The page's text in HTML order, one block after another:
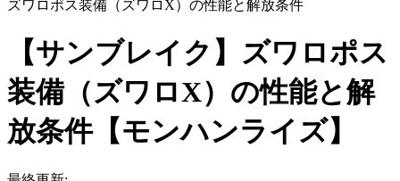
ズワロポス装備（ズワロX）の性能と解放条件
【サンブレイク】ズワロポス
装備（ズワロX）の性能と解
放条件【モンハンライズ】